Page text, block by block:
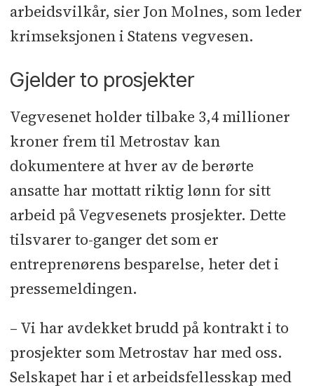
arbeidsvilkår, sier Jon Molnes, som leder
krimseksjonen i Statens vegvesen.
Gjelder to prosjekter
Vegvesenet holder tilbake 3,4 millioner
kroner frem til Metrostav kan
dokumentere at hver av de berørte
ansatte har mottatt riktig lønn for sitt
arbeid på Vegvesenets prosjekter. Dette
tilsvarer to-ganger det som er
entreprenørens besparelse, heter det i
pressemeldingen.
– Vi har avdekket brudd på kontrakt i to
prosjekter som Metrostav har med oss.
Selskapet har i et arbeidsfellesskap med